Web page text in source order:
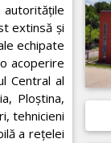
autoritățile
extinsă și
echipate
acoperire
Central al
Ploștina,
tehnicieni
a rețelei